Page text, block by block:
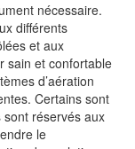
nécessaire.
différents
et aux
sain et confortable
d’aération
Certains sont
sont réservés aux
le